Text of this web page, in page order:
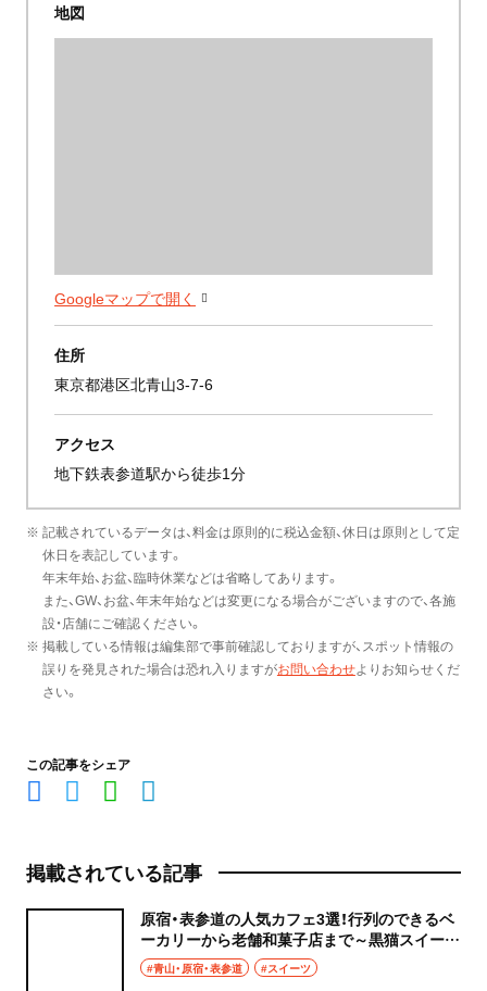
地図
Googleマップで開く
住所
東京都港区北青山3-7-6
アクセス
地下鉄表参道駅から徒歩1分
※ 記載されているデータは、料金は原則的に税込金額、休日は原則として定
休日を表記しています。
年末年始、お盆、臨時休業などは省略してあります。
また、GW、お盆、年末年始などは変更になる場合がございますので、各施
設・店舗にご確認ください。
※ 掲載している情報は編集部で事前確認しておりますが、スポット情報の
誤りを発見された場合は恐れ入りますがお問い合わせよりお知らせくだ
さい。
この記事をシェア
掲載されている記事
原宿・表参道の人気カフェ3選！行列のできるベ
ーカリーから老舗和菓子店まで～黒猫スイーツ
散歩 原宿表参道編まとめ③～
#青山・原宿・表参道 #スイーツ